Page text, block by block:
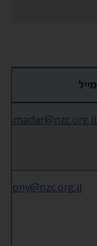
מייל
smadar@nzc.org.il
rony@nzc.org.il